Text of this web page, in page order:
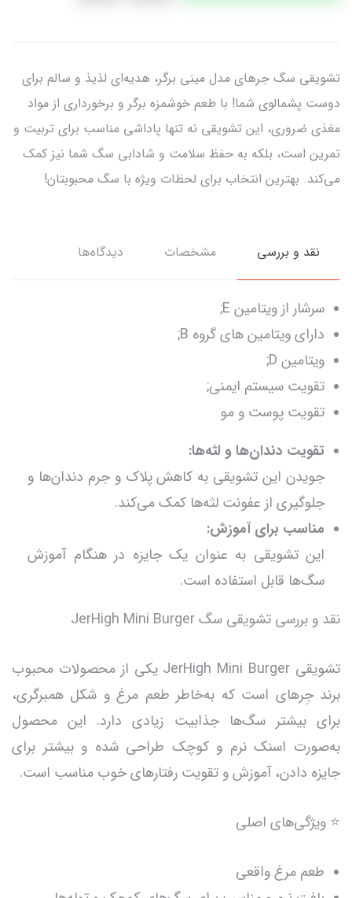
تشویقی سگ جرهای مدل مینی برگر، هدیه‌ای لذیذ و سالم برای
دوست پشمالوی شما! با طعم خوشمزه برگر و برخورداری از مواد
مغذی ضروری، این تشویقی نه تنها پاداشی مناسب برای تربیت و
تمرین است، بلکه به حفظ سلامت و شادابی سگ شما نیز کمک
می‌کند. بهترین انتخاب برای لحظات ویژه با سگ محبوبتان!
نقد و بررسی مشخصات دیدگاه‌ها
سرشار از ویتامین E;
دارای ویتامین های گروه B;
ویتامین D;
تقویت سیستم ایمنی;
تقویت پوست و مو
تقویت دندان‌ها و لثه‌ها:
جویدن این تشویقی به کاهش پلاک و جرم دندان‌ها و
جلوگیری از عفونت لثه‌ها کمک می‌کند.
مناسب برای آموزش:
این تشویقی به عنوان یک جایزه در هنگام آموزش
سگ‌ها قابل استفاده است.
نقد و بررسی تشویقی سگ JerHigh Mini Burger
تشویقی JerHigh Mini Burger یکی از محصولات محبوب
برند جِرهای است که به‌خاطر طعم مرغ و شکل همبرگری،
برای بیشتر سگ‌ها جذابیت زیادی دارد. این محصول
به‌صورت اسنک نرم و کوچک طراحی شده و بیشتر برای
جایزه دادن، آموزش و تقویت رفتارهای خوب مناسب است.
⭐ ویژگی‌های اصلی
طعم مرغ واقعی